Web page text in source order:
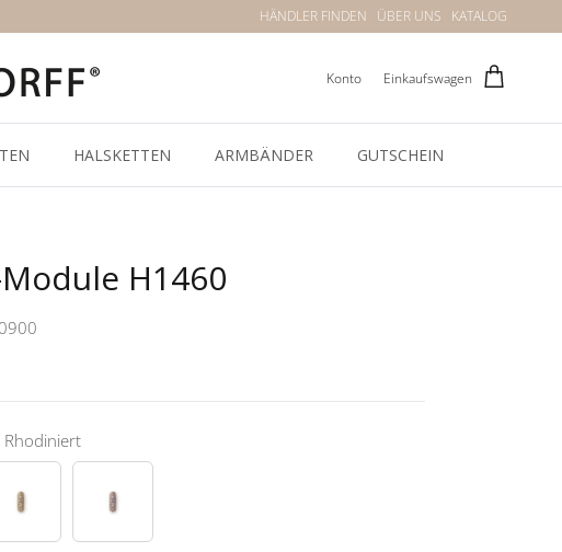
HÄNDLER FINDEN ÜBER UNS KATALOG
Konto Einkaufswagen
HALSKETTEN ARMBÄNDER GUTSCHEIN
H1460
Rhodiniert
Vergoldet Rosévergoldet